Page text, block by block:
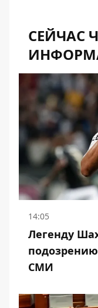
СЕЙЧАС
14:05
Легенду
СМИ